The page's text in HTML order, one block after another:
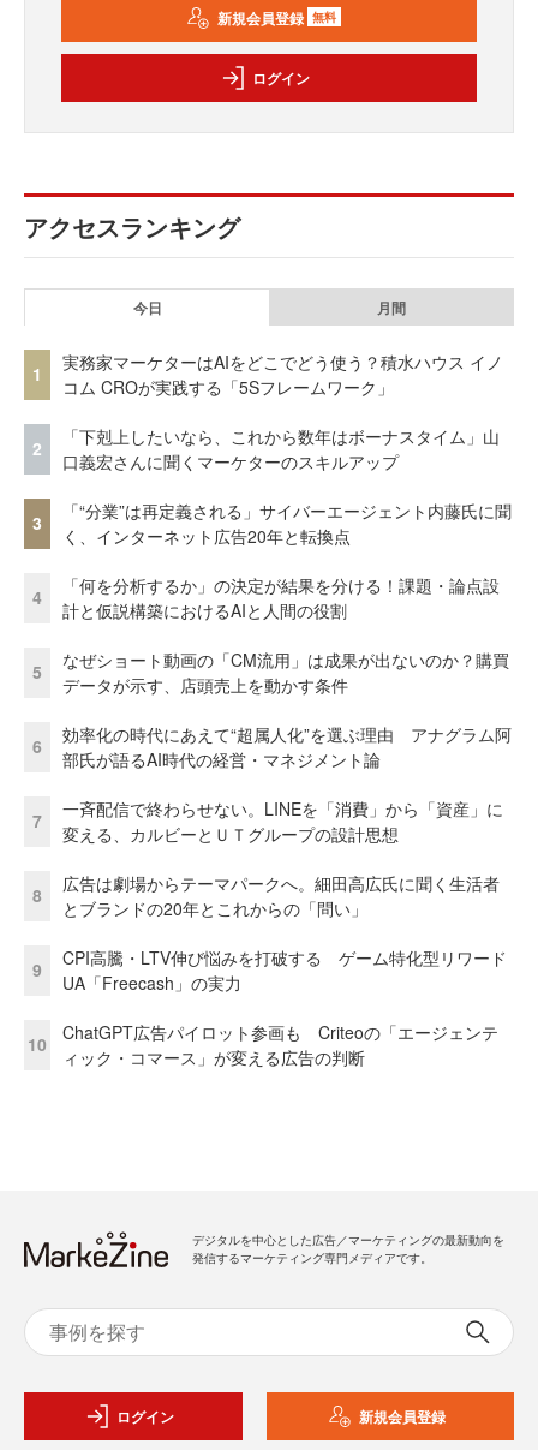
新規会員登録 無料
ログイン
アクセスランキング
今日 月間
1
実務家マーケターはAIをどこでどう使う？積水ハウス イノ
コム CROが実践する「5Sフレームワーク」
2
「下剋上したいなら、これから数年はボーナスタイム」山
口義宏さんに聞くマーケターのスキルアップ
3
「“分業”は再定義される」サイバーエージェント内藤氏に聞
く、インターネット広告20年と転換点
4
「何を分析するか」の決定が結果を分ける！課題・論点設
計と仮説構築におけるAIと人間の役割
5
なぜショート動画の「CM流用」は成果が出ないのか？購買
データが示す、店頭売上を動かす条件
6
効率化の時代にあえて“超属人化”を選ぶ理由 アナグラム阿
部氏が語るAI時代の経営・マネジメント論
7
一斉配信で終わらせない。LINEを「消費」から「資産」に
変える、カルビーとＵＴグループの設計思想
8
広告は劇場からテーマパークへ。細田高広氏に聞く生活者
とブランドの20年とこれからの「問い」
9
CPI高騰・LTV伸び悩みを打破する ゲーム特化型リワード
UA「Freecash」の実力
10
ChatGPT広告パイロット参画も Criteoの「エージェンテ
ィック・コマース」が変える広告の判断
デジタルを中心とした広告／マーケティングの最新動向を
発信するマーケティング専門メディアです。
ログイン 新規会員登録